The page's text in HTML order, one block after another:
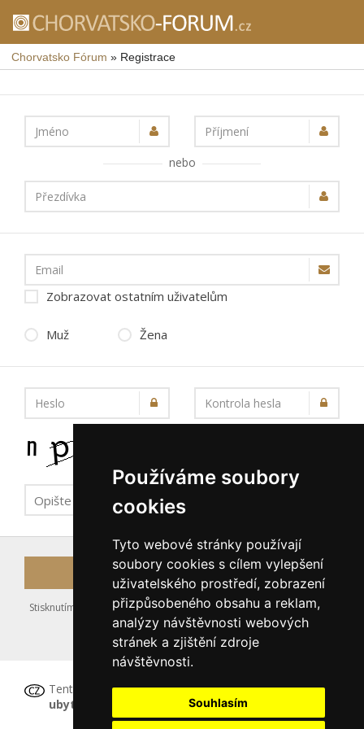
Používáme soubory
cookies
Tyto webové stránky používají
soubory cookies s cílem vylepšení
uživatelského prostředí, zobrazení
přizpůsobeného obsahu a reklam,
analýzy návštěvnosti webových
stránek a zjištění zdroje
návštěvnosti.
Souhlasím
Chorvatsko Fórum » Registrace
Jméno
Příjmení
nebo
Přezdívka
Email
Zobrazovat ostatním uživatelům
Muž Žena
Heslo Kontrola hesla
Registrovat
Stisknutím tlačítka Registrovat souhlasíte s uložením výše zadaných
údajů do databáze serveru, viz podmínky
nakládání s osobními údaji.
Tento formulářnení určen pro registraci
ubytovacího zařízení
, tu proveďte prosím